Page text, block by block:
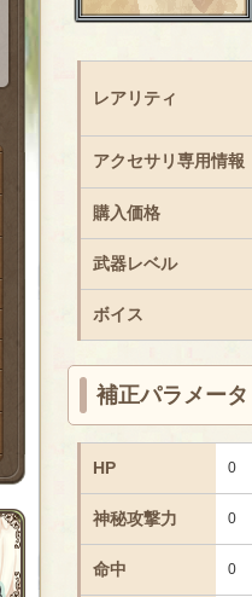
レアリティ
アクセサリ専用情報
購入価格
武器レベル
ボイス
補正パラメータ
HP 0
神秘攻撃力 0
命中 0